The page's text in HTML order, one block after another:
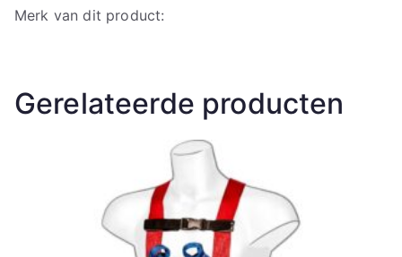
Merk van dit product:
Gerelateerde producten